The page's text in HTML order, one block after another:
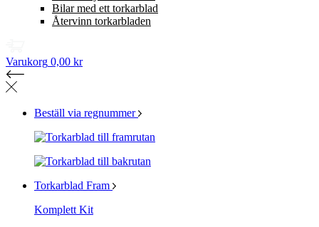
Bilar med ett torkarblad
Återvinn torkarbladen
Varukorg 0,00 kr
Beställ via regnummer
Torkarblad Fram
Komplett Kit